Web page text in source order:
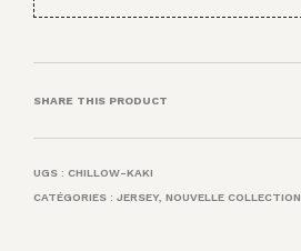
SHARE THIS PRODUCT
UGS : CHILLOW-KAKI
CATÉGORIES : JERSEY, NOUVELLE COLLECTION